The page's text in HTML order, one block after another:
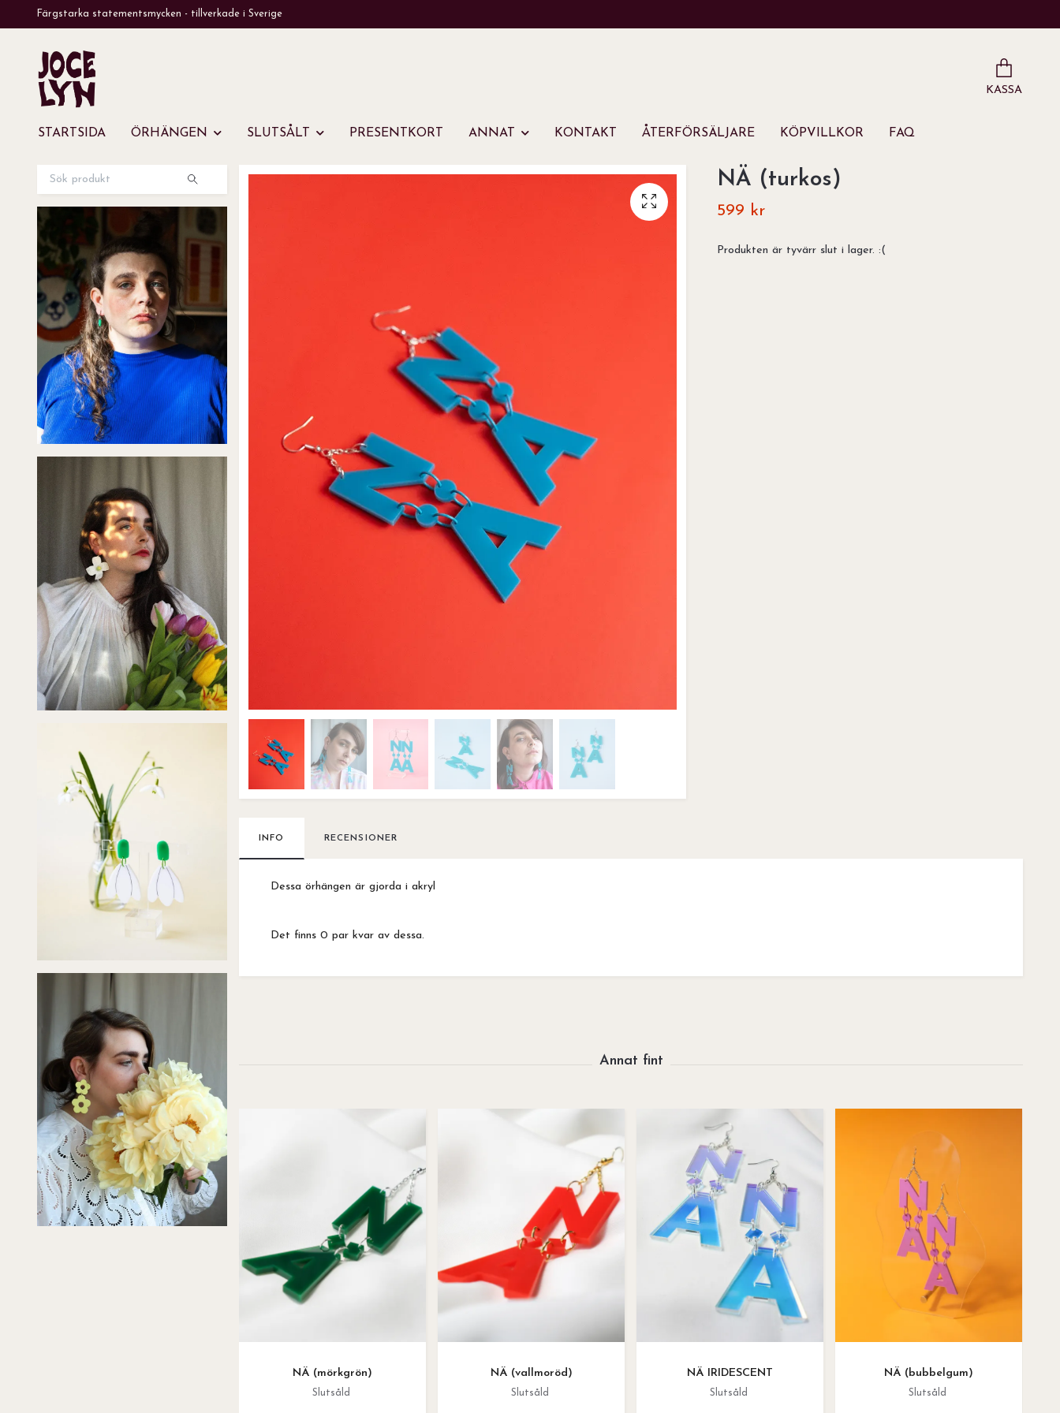
Färgstarka statementsmycken - tillverkade i Sverige
KASSA
STARTSIDA ÖRHÄNGEN SLUTSÅLT PRESENTKORT ANNAT KONTAKT ÅTERFÖRSÄLJARE KÖPVILLKOR FAQ
NÄ (turkos)
599 kr
Produkten är tyvärr slut i lager. :(
INFO RECENSIONER
Dessa örhängen är gjorda i akryl
Det finns 0 par kvar av dessa.
NÄ (mörkgrön)
Slutsåld
NÄ (vallmoröd)
Slutsåld
NÄ IRIDESCENT
Slutsåld
NÄ (bubbelgum)
Slutsåld